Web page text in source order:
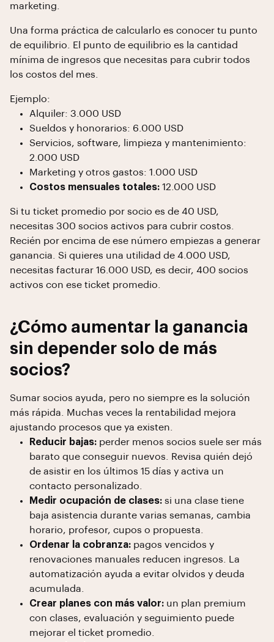
marketing.
Una forma práctica de calcularlo es conocer tu punto
de equilibrio. El punto de equilibrio es la cantidad
mínima de ingresos que necesitas para cubrir todos
los costos del mes.
Ejemplo:
Alquiler: 3.000 USD
Sueldos y honorarios: 6.000 USD
Servicios, software, limpieza y mantenimiento:
2.000 USD
Marketing y otros gastos: 1.000 USD
Costos mensuales totales: 12.000 USD
Si tu ticket promedio por socio es de 40 USD,
necesitas 300 socios activos para cubrir costos.
Recién por encima de ese número empiezas a generar
ganancia. Si quieres una utilidad de 4.000 USD,
necesitas facturar 16.000 USD, es decir, 400 socios
activos con ese ticket promedio.
¿Cómo aumentar la ganancia
sin depender solo de más
socios?
Sumar socios ayuda, pero no siempre es la solución
más rápida. Muchas veces la rentabilidad mejora
ajustando procesos que ya existen.
Reducir bajas: perder menos socios suele ser más
barato que conseguir nuevos. Revisa quién dejó
de asistir en los últimos 15 días y activa un
contacto personalizado.
Medir ocupación de clases: si una clase tiene
baja asistencia durante varias semanas, cambia
horario, profesor, cupos o propuesta.
Ordenar la cobranza: pagos vencidos y
renovaciones manuales reducen ingresos. La
automatización ayuda a evitar olvidos y deuda
acumulada.
Crear planes con más valor: un plan premium
con clases, evaluación y seguimiento puede
mejorar el ticket promedio.